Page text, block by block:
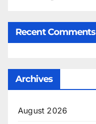
Recent Comments
Archives
August 2026